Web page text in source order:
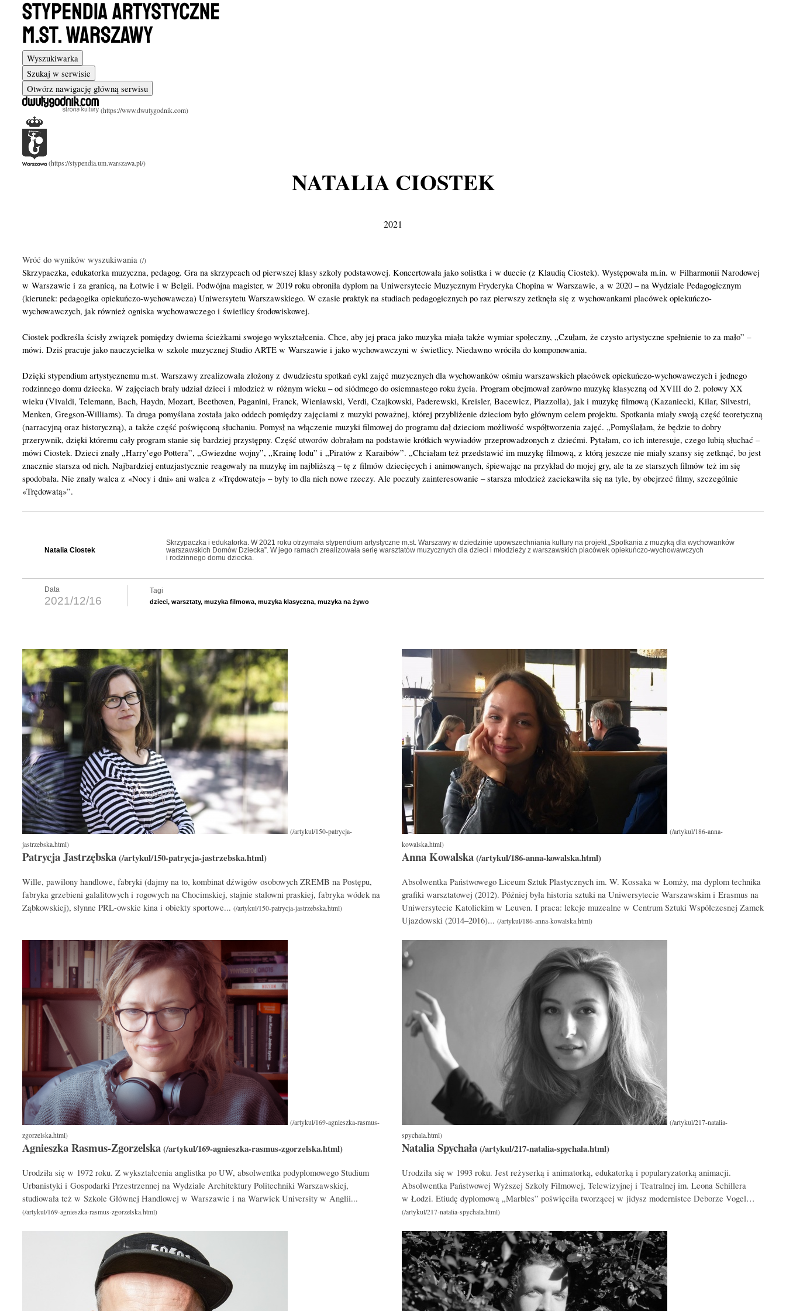
Wyszukiwarka
Szukaj w serwisie
Otwórz nawigację główną serwisu
NATALIA CIOSTEK
2021
Wróć do wyników wyszukiwania
Skrzypaczka, edukatorka muzyczna, pedagog. Gra na skrzypcach od pierwszej klasy szkoły podstawowej. Koncertowała jako solistka i w duecie (z Klaudią Ciostek). Występowała m.in. w Filharmonii Narodowej
w Warszawie i za granicą, na Łotwie i w Belgii. Podwójna magister, w 2019 roku obroniła dyplom na Uniwersytecie Muzycznym Fryderyka Chopina w Warszawie, a w 2020 – na Wydziale Pedagogicznym
(kierunek: pedagogika opiekuńczo-wychowawcza) Uniwersytetu Warszawskiego. W czasie praktyk na studiach pedagogicznych po raz pierwszy zetknęła się z wychowankami placówek opiekuńczo-
wychowawczych, jak również ogniska wychowawczego i świetlicy środowiskowej.
Ciostek podkreśla ścisły związek pomiędzy dwiema ścieżkami swojego wykształcenia. Chce, aby jej praca jako muzyka miała także wymiar społeczny, „Czułam, że czysto artystyczne spełnienie to za mało” –
mówi. Dziś pracuje jako nauczycielka w szkole muzycznej Studio ARTE w Warszawie i jako wychowawczyni w świetlicy. Niedawno wróciła do komponowania.
Dzięki stypendium artystycznemu m.st. Warszawy zrealizowała złożony z dwudziestu spotkań cykl zajęć muzycznych dla wychowanków ośmiu warszawskich placówek opiekuńczo-wychowawczych i jednego
rodzinnego domu dziecka. W zajęciach brały udział dzieci i młodzież w różnym wieku – od siódmego do osiemnastego roku życia. Program obejmował zarówno muzykę klasyczną od XVIII do 2. połowy XX
wieku (Vivaldi, Telemann, Bach, Haydn, Mozart, Beethoven, Paganini, Franck, Wieniawski, Verdi, Czajkowski, Paderewski, Kreisler, Bacewicz, Piazzolla), jak i muzykę filmową (Kazaniecki, Kilar, Silvestri,
Menken, Gregson-Williams). Ta druga pomyślana została jako oddech pomiędzy zajęciami z muzyki poważnej, której przybliżenie dzieciom było głównym celem projektu. Spotkania miały swoją część teoretyczną
(narracyjną oraz historyczną), a także część poświęconą słuchaniu. Pomysł na włączenie muzyki filmowej do programu dał dzieciom możliwość współtworzenia zajęć. „Pomyślałam, że będzie to dobry
przerywnik, dzięki któremu cały program stanie się bardziej przystępny. Część utworów dobrałam na podstawie krótkich wywiadów przeprowadzonych z dziećmi. Pytałam, co ich interesuje, czego lubią słuchać –
mówi Ciostek. Dzieci znały „Harry’ego Pottera”, „Gwiezdne wojny”, „Krainę lodu” i „Piratów z Karaibów”. „Chciałam też przedstawić im muzykę filmową, z którą jeszcze nie miały szansy się zetknąć, bo jest
znacznie starsza od nich. Najbardziej entuzjastycznie reagowały na muzykę im najbliższą – tę z filmów dziecięcych i animowanych, śpiewając na przykład do mojej gry, ale ta ze starszych filmów też im się
spodobała. Nie znały walca z «Nocy i dni» ani walca z «Trędowatej» – były to dla nich nowe rzeczy. Ale poczuły zainteresowanie – starsza młodzież zaciekawiła się na tyle, by obejrzeć filmy, szczególnie
«Trędowatą»”.
Natalia Ciostek
Skrzypaczka i edukatorka. W 2021 roku otrzymała stypendium artystyczne m.st. Warszawy w dziedzinie upowszechniania kultury na projekt „Spotkania z muzyką dla wychowanków
warszawskich Domów Dziecka”. W jego ramach zrealizowała serię warsztatów muzycznych dla dzieci i młodzieży z warszawskich placówek opiekuńczo-wychowawczych
i rodzinnego domu dziecka.
Data
2021/12/16
Tagi
dzieci, warsztaty, muzyka filmowa, muzyka klasyczna, muzyka na żywo
Patrycja Jastrzębska
Wille, pawilony handlowe, fabryki (dajmy na to, kombinat dźwigów osobowych ZREMB na Postępu,
fabryka grzebieni galalitowych i rogowych na Chocimskiej, stajnie stalowni praskiej, fabryka wódek na
Ząbkowskiej), słynne PRL-owskie kina i obiekty sportowe...
Anna Kowalska
Absolwentka Państwowego Liceum Sztuk Plastycznych im. W. Kossaka w Łomży, ma dyplom technika
grafiki warsztatowej (2012). Później była historia sztuki na Uniwersytecie Warszawskim i Erasmus na
Uniwersytecie Katolickim w Leuven. I praca: lekcje muzealne w Centrum Sztuki Współczesnej Zamek
Ujazdowski (2014–2016)...
Agnieszka Rasmus-Zgorzelska
Urodziła się w 1972 roku. Z wykształcenia anglistka po UW, absolwentka podyplomowego Studium
Urbanistyki i Gospodarki Przestrzennej na Wydziale Architektury Politechniki Warszawskiej,
studiowała też w Szkole Głównej Handlowej w Warszawie i na Warwick University w Anglii...
Natalia Spychała
Urodziła się w 1993 roku. Jest reżyserką i animatorką, edukatorką i popularyzatorką animacji.
Absolwentka Państwowej Wyższej Szkoły Filmowej, Telewizyjnej i Teatralnej im. Leona Schillera
w Łodzi. Etiudę dyplomową „Marbles” poświęciła tworzącej w jidysz modernistce Deborze Vogel…